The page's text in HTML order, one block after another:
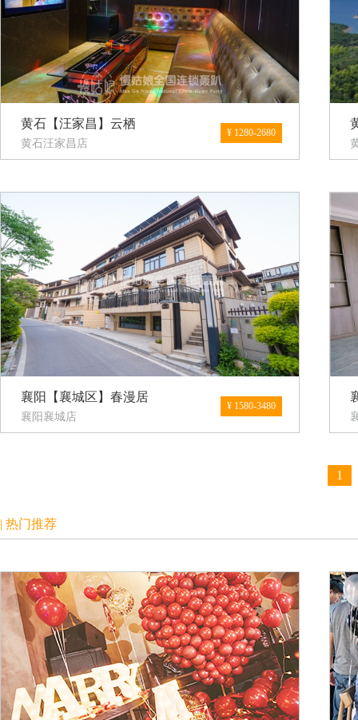
黄石【汪家昌】云栖
黄石汪家昌店
¥ 1280-2680
襄阳【襄城区】春漫居
襄阳襄城店
¥ 1580-3480
1
| 热门推荐